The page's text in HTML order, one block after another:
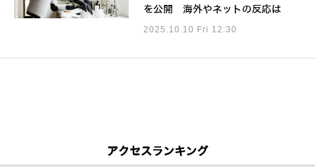
を公開 海外やネットの反応は
2025.10.10 Fri 12:30
アクセスランキング